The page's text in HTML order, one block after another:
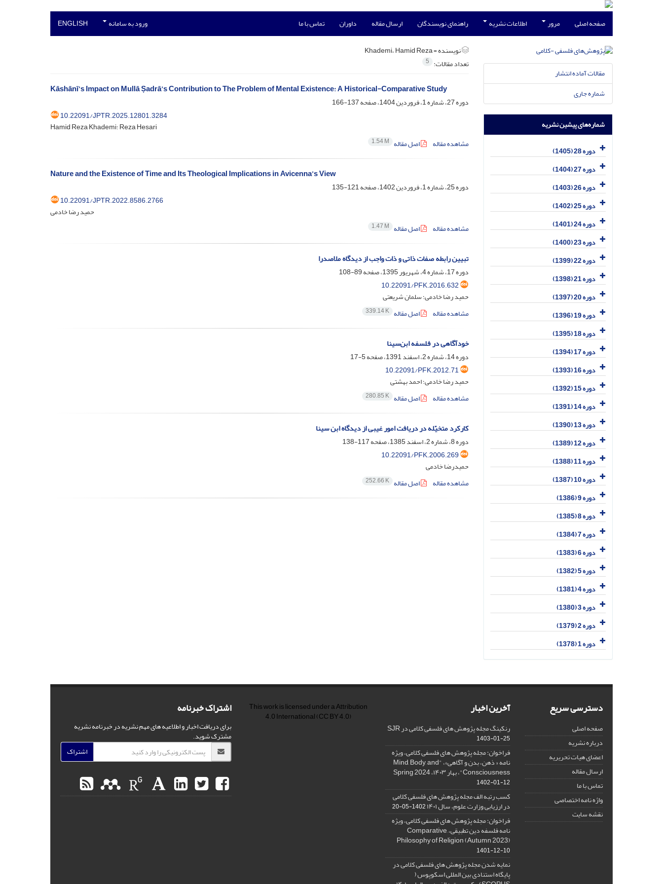
صفحه اصلی مرور اطلاعات نشریه راهنمای نویسندگان ارسال مقاله داوران تماس با ما ورود به سامانه ENGLISH
نویسنده =Khademi، Hamid Reza
تعداد مقالات: 5
Kāshānī’s Impact on Mullā Ṣadrā’s Contribution to The Problem of Mental Existence: A Historical-Comparative Study
دوره 27، شماره 1، فروردین 1404، صفحه
137-166
10.22091/JPTR.2025.12801.3284
Hamid Reza Khademi؛ Reza Hesari
مشاهده مقاله
اصل مقاله 1.54 M
Nature and the Existence of Time and Its Theological Implications in Avicenna’s View
دوره 25، شماره 1، فروردین 1402، صفحه
121-135
10.22091/JPTR.2022.8586.2766
حمید رضا خادمی
مشاهده مقاله
اصل مقاله 1.47 M
تبیین رابطه صفات ذاتی و ذات واجب از دیدگاه ملاصدرا
دوره 17، شماره 4، شهریور 1395، صفحه
89-108
10.22091/PFK.2016.632
حمید رضا خادمی؛ سلمان شریعتی
مشاهده مقاله
اصل مقاله 339.14 K
خودآگاهی در فلسفه ابن‌سینا
دوره 14، شماره 2، اسفند 1391، صفحه
5-17
10.22091/PFK.2012.71
حمید رضا خادمی؛ احمد بهشتی
مشاهده مقاله
اصل مقاله 280.85 K
کارکرد متخیّله در دریافت امور غیبی از دیدگاه ابن سینا
دوره 8، شماره 2، اسفند 1385، صفحه
117-138
10.22091/PFK.2006.269
حمیدرضا خادمی
مشاهده مقاله
اصل مقاله 252.66 K
مقالات آماده انتشار
شماره جاری
شماره‌های پیشین نشریه
دوره 28 (1405)
دوره 27 (1404)
دوره 26 (1403)
دوره 25 (1402)
دوره 24 (1401)
دوره 23 (1400)
دوره 22 (1399)
دوره 21 (1398)
دوره 20 (1397)
دوره 19 (1396)
دوره 18 (1395)
دوره 17 (1394)
دوره 16 (1393)
دوره 15 (1392)
دوره 14 (1391)
دوره 13 (1390)
دوره 12 (1389)
دوره 11 (1388)
دوره 10 (1387)
دوره 9 (1386)
دوره 8 (1385)
دوره 7 (1384)
دوره 6 (1383)
دوره 5 (1382)
دوره 4 (1381)
دوره 3 (1380)
دوره 2 (1379)
دوره 1 (1378)
دسترسی سریع
صفحه اصلی
درباره نشریه
اعضای هیات تحریریه
ارسال مقاله
تماس با ما
واژه نامه اختصاصی
نقشه سایت
آخرین اخبار
رنکینگ مجله پژوهش های فلسفی کلامی در SJR
1403-01-25
فراخوان: مجله پژوهش های فلسفی کلامی، ویژه
نامه « ذهن، بدن و آگاهی»، "Mind, Body, and
Consciousness"، بهار ۱۴۰۳، Spring 2024
1402-01-12
کسب رتبه الف مجله پژوهش های فلسفی کلامی
در ارزیابی وزارت علوم، سال ۱۴۰۱ 1402-05-20
فراخوان: مجله پژوهش های فلسفی کلامی، ویژه
نامه فلسفه دین تطبیقی، ,Comparative
Philosophy of Religion (Autumn 2023)
1401-12-10
نمایه شدن مجله پژوهش های فلسفی کلامی در
پایگاه استنادی بین المللی اسکوپوس (
This work is licensed under aAttribution
4.0 International(CC BY 4.0) اشتراک خبرنامه
برای دریافت اخبار و اطلاعیه های مهم نشریه در خبرنامه نشریه
مشترک شوید.
اشتراک